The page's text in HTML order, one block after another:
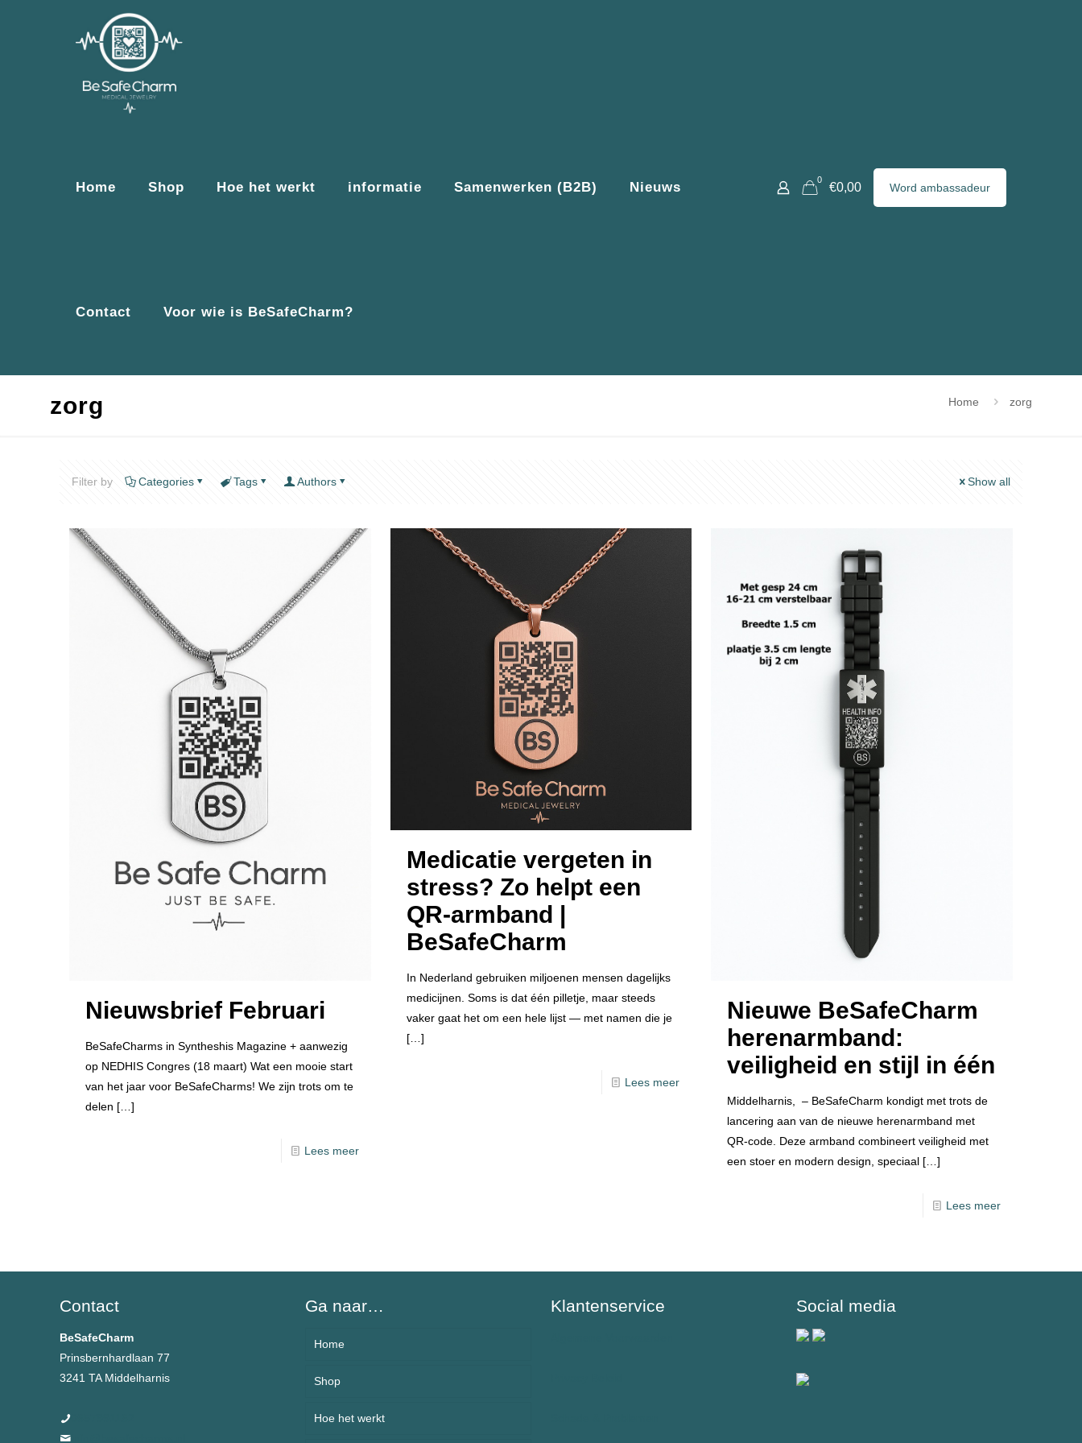
Home Shop Hoe het werkt informatie Samenwerken (B2B) Nieuws
Contact Voor wie is BeSafeCharm?
0
€0,00 Word ambassadeur
zorg Home zorg
Filter by Categories Tags Authors Show all
Nieuwsbrief Februari
BeSafeCharms in Syntheshis Magazine + aanwezig
op NEDHIS Congres (18 maart) Wat een mooie start
van het jaar voor BeSafeCharms! We zijn trots om te
delen […]
Lees meer
Medicatie vergeten in
stress? Zo helpt een
QR-armband |
BeSafeCharm
In Nederland gebruiken miljoenen mensen dagelijks
medicijnen. Soms is dat één pilletje, maar steeds
vaker gaat het om een hele lijst — met namen die je
[…]
Lees meer
Nieuwe BeSafeCharm
herenarmband:
veiligheid en stijl in één
Middelharnis, – BeSafeCharm kondigt met trots de
lancering aan van de nieuwe herenarmband met
QR-code. Deze armband combineert veiligheid met
een stoer en modern design, speciaal […]
Lees meer
Contact
BeSafeCharm
Prinsbernhardlaan 77
3241 TA Middelharnis
Ga naar…
Home
Over BeSafeCharm – ons verhaal
Shop
Armbanden
Hoe het werkt
Klantenservice Social media